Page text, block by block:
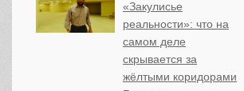
«Закулисье
реальности»: что на
самом деле
скрывается за
жёлтыми коридорами